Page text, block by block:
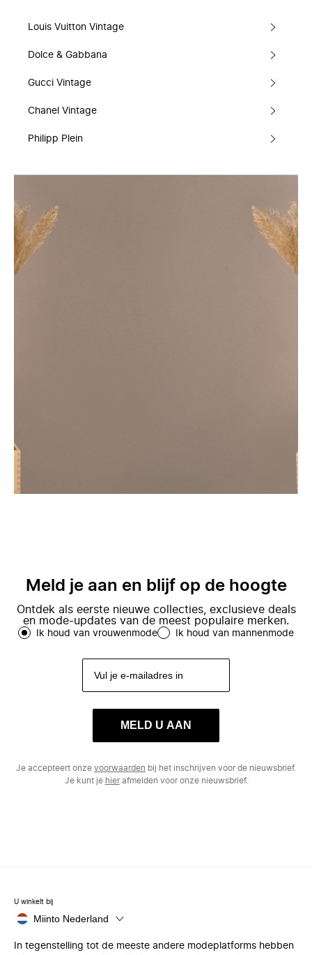
Louis Vuitton Vintage
Dolce & Gabbana
Gucci Vintage
Chanel Vintage
Philipp Plein
Meld je aan en blijf op de hoogte
Ontdek als eerste nieuwe collecties, exclusieve deals
en mode-updates van de meest populaire merken.
Ik houd van vrouwenmode Ik houd van mannenmode
MELD U AAN
Je accepteert onze voorwaarden bij het inschrijven voor de nieuwsbrief.
Je kunt je hierafmelden voor onze nieuwsbrief.
U winkelt bij
Miinto Nederland
In tegenstelling tot de meeste andere modeplatforms hebben